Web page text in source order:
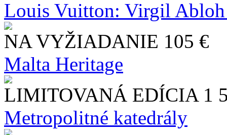
Louis Vuitton: Virgil
NA VYŽIADANIE 105 €
Malta Heritage
LIMITOVANÁ EDÍCIA 1
Metropolitné katedrály